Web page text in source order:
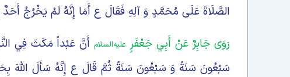
الصَّلَاةَ عَلَى مُحَمَّدٍ وَ آلِهِ فَقَالَ ع أَمَا إِنَّهُ لَمْ يَخْرُجْ
رَوَى جَابِرٌ عَنْ أَبِي جَعْفَرٍعلیه‌السلام أَنَّ عَبْداً مَكَثَ فِي
سَبْعُونَ سَنَةً وَ سَبْعُونَ سَنَةً ثُمَّ قَالَ ع إِنَّهُ سَأَلَ اللَّهَ